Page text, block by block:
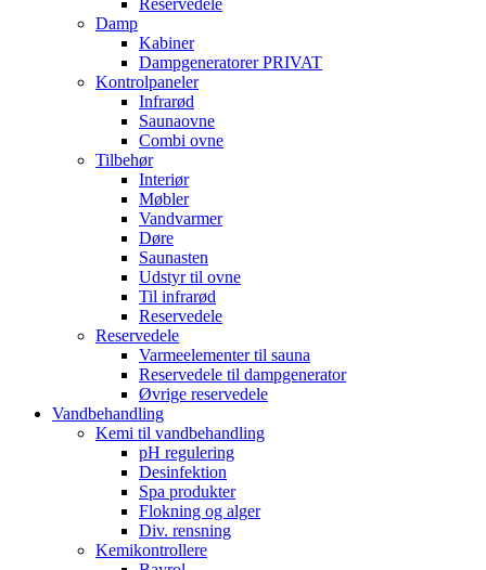
Reservedele
Damp
Kabiner
Dampgeneratorer PRIVAT
Kontrolpaneler
Infrarød
Saunaovne
Combi ovne
Tilbehør
Interiør
Møbler
Vandvarmer
Døre
Saunasten
Udstyr til ovne
Til infrarød
Reservedele
Reservedele
Varmeelementer til sauna
Reservedele til dampgenerator
Øvrige reservedele
Vandbehandling
Kemi til vandbehandling
pH regulering
Desinfektion
Spa produkter
Flokning og alger
Div. rensning
Kemikontrollere